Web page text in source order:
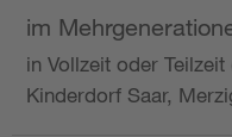
im
in Vollzeit oder
Kinderdorf Saar,